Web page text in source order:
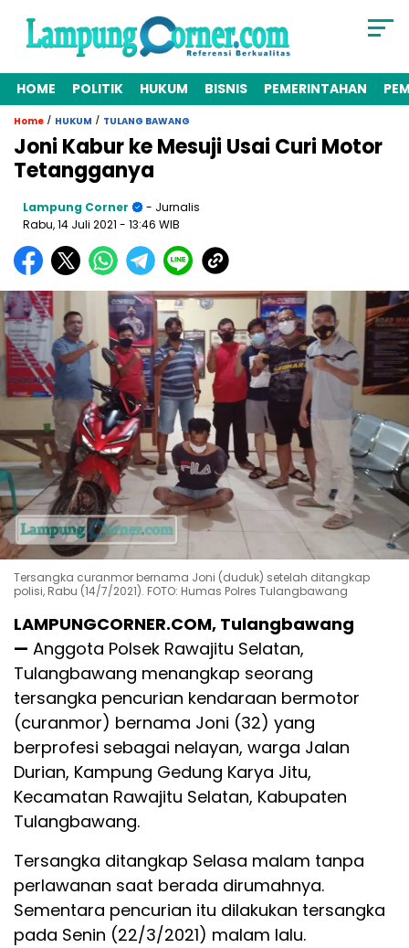
HOME POLITIK HUKUM BISNIS PEMERINTAHAN
Home / HUKUM / TULANG BAWANG
Joni Kabur ke Mesuji Usai Curi Motor
Tetangganya
Lampung Corner
- Jurnalis
Rabu, 14 Juli 2021 - 13:46 WIB
Tersangka curanmor bernama Joni (duduk) setelah ditangkap
polisi, Rabu (14/7/2021). FOTO: Humas Polres Tulangbawang
LAMPUNGCORNER.COM, Tulangbawang
— Anggota Polsek Rawajitu Selatan,
Tulangbawang menangkap seorang
tersangka pencurian kendaraan bermotor
(curanmor) bernama Joni (32) yang
berprofesi sebagai nelayan, warga Jalan
Durian, Kampung Gedung Karya Jitu,
Kecamatan Rawajitu Selatan, Kabupaten
Tulangbawang.
Tersangka ditangkap Selasa malam tanpa
perlawanan saat berada dirumahnya.
Sementara pencurian itu dilakukan tersangka
pada Senin (22/3/2021) malam lalu.